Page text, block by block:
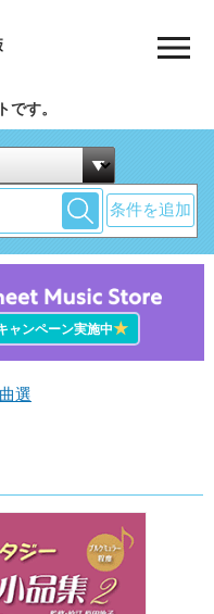
です。
条件を追加
ャンペーン実施中★
選